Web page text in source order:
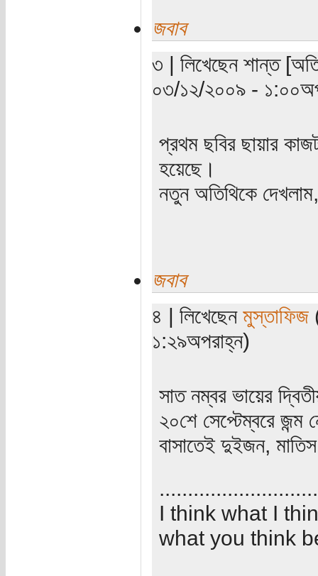
জবাব
৩ | লিখেছেন শান্ত
০৩/১২/২০০৯ -
প্রথম ছবির ছায়ার
হয়েছে।
নতুন অতিথিকে
জবাব
৪ | লিখেছেন মুস্তাফিজ
১:২৯অপরাহ্ন)
সাত নম্বর ভায়ের
২০শে সেপ্টেম্বরে
বাসাতেই দুইজন,
I think what I
what you think